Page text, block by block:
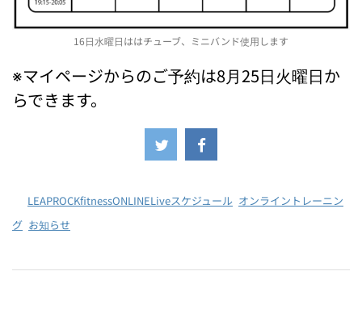
16日水曜日ははチューブ、ミニバンド使用します
※マイページからのご予約は8月25日火曜日か
らできます。
LEAPROCKfitnessONLINELiveスケジュール オンライントレーニン
グ お知らせ